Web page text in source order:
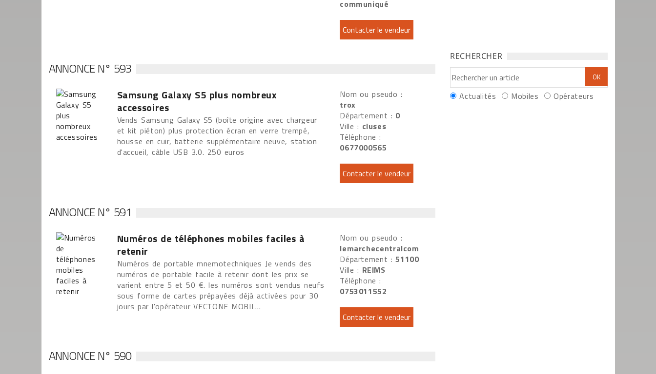
communiqué
ANNONCE N° 593
Samsung Galaxy S5 plus nombreux
accessoires
Vends Samsung Galaxy S5 (boîte origine avec chargeur
et kit piéton) plus protection écran en verre trempé,
housse en cuir, batterie supplémentaire neuve, station
d'accueil, câble USB 3.0. 250 euros
Nom ou pseudo :
trox
Département : 0
Ville : cluses
Téléphone :
0677000565
ANNONCE N° 591
Numéros de téléphones mobiles faciles à
retenir
Numéros de portable mnemotechniques Je vends des
numéros de portable facile à retenir dont les prix se
varient entre 5 et 50 €. les numéros sont vendus neufs
sous forme de cartes prépayées déjà activées pour 30
jours par l'opérateur VECTONE MOBIL...
Nom ou pseudo :
lemarchecentralcom
Département :51100
Ville : REIMS
Téléphone :
0753011552
ANNONCE N° 590
RECHERCHER
Actualités Mobiles Opérateurs